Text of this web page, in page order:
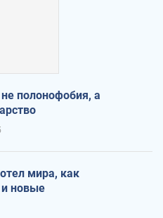
полонофобия, а
мира, как
новые